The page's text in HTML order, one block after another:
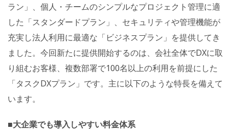
ラン」、個人・チームのシンプルなプロジェクト管理に適
した「スタンダードプラン」、セキュリティや管理機能が
充実し法人利用に最適な「ビジネスプラン」を提供してき
ました。今回新たに提供開始するのは、会社全体でDXに取
り組むお客様、複数部署で100名以上の利用を前提にした
「タスクDXプラン」です。主に以下のような特長を備えて
います。
■大企業でも導入しやすい料金体系